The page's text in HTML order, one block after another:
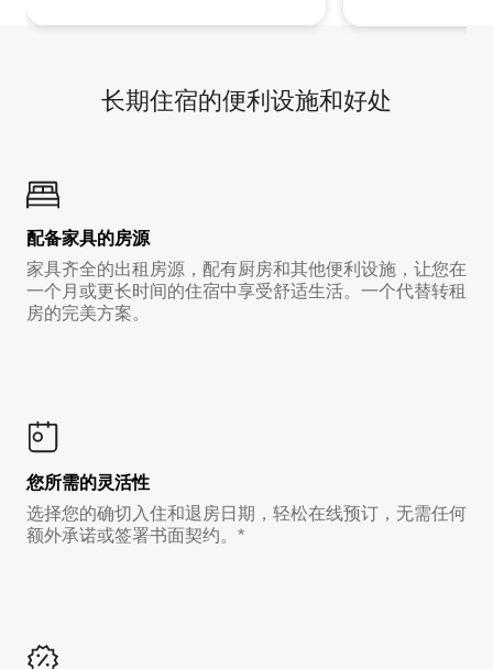
长期住宿的便利设施和好处
配备家具的房源
家具齐全的出租房源，配有厨房和其他便利设施，让您在
一个月或更长时间的住宿中享受舒适生活。一个代替转租
房的完美方案。
您所需的灵活性
选择您的确切入住和退房日期，轻松在线预订，无需任何
额外承诺或签署书面契约。*